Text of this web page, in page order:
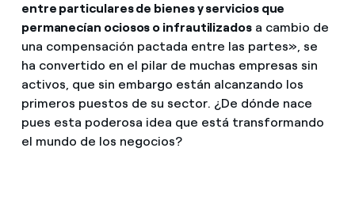
entre particulares de bienes y servicios que
permanecían ociosos o infrautilizadosa cambio de
una compensación pactada entre las partes», se
ha convertido en el pilar de muchas empresas sin
activos, que sin embargo están alcanzando los
primeros puestos de su sector. ¿De dónde nace
pues esta poderosa idea que está transformando
el mundo de los negocios?